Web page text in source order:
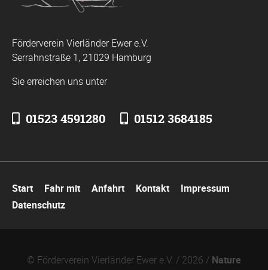
Förderverein Vierländer Ewer e.V.
Serrahnstraße 1, 21029 Hamburg
Sie erreichen uns unter
01523 4591280 01512 3684185
überspringen
Start Fahr mit Anfahrt Kontakt
Impressum
Datenschutz
© Förderverein Vierländer Ewer e.V. / 2026 / Nature